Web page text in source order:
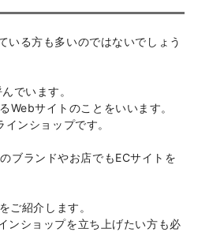
いる方も多いのではないでしょう
んでいます。
サイトのことをいいます。
ンショップです。
ブランドやお店でもECサイトを
ご紹介します。
ンショップを立ち上げたい方も必